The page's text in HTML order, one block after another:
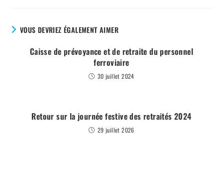
VOUS DEVRIEZ ÉGALEMENT AIMER
Caisse de prévoyance et de retraite du personnel
ferroviaire
30 juillet 2024
Retour sur la journée festive des retraités 2024
29 juillet 2026